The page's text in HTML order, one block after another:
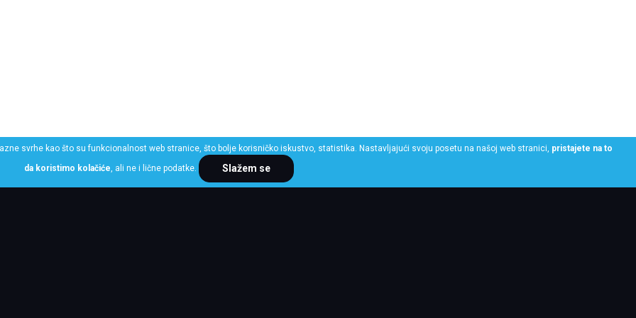
svrhe kao što su funkcionalnost web stranice, što bolje korisničko iskustvo, statistika. Nastavljajući svoju posetu na našoj web stranici, pristajete na to
da koristimo kolačiće , ali ne i lične podatke. Slažem se